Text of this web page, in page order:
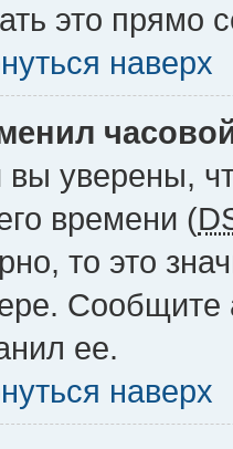
это прямо
наверх
вы уверены,
времени (
то это
Сообщите
ее.
наверх